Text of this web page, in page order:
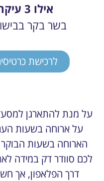
אילו 3 עיקריות יש לבחירה?
בשר בקר
לרכישת
על מנת להתארגן
על ארוחה בשעות
הארוחה בשעות
לכם סוודר דק במידה
דרך הפלאפון, אך